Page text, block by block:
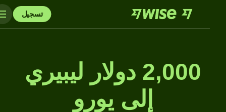
تسجيل
2,000 دولار ليبيري
إلى يورو